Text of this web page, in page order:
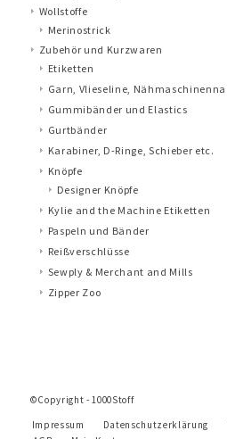
Wollstoffe
Merinostrick
Zubehör und Kurzwaren
Etiketten
Garn, Vlieseline,
Gummibänder und Elastics
Gurtbänder
Karabiner, D-Ringe, Schieber etc.
Knöpfe
Designer Knöpfe
Kylie and the Machine Etiketten
Paspeln und Bänder
Reißverschlüsse
Sewply & Merchant and Mills
Zipper Zoo
©Copyright - 1000Stoff
Impressum
Datenschutzerklärung